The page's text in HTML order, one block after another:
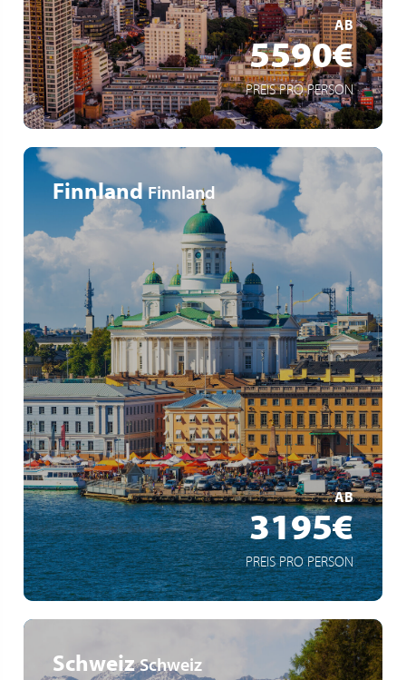
AB
5590€
PREIS PRO PERSON
Finnland Finnland
AB
3195€
PREIS PRO PERSON
Hauptstadt Helsinki
Europas Kultruhauptstadt Oulu
Picknick & Saunaerlebnis
MEHR ERFAHREN
Schweiz Schweiz